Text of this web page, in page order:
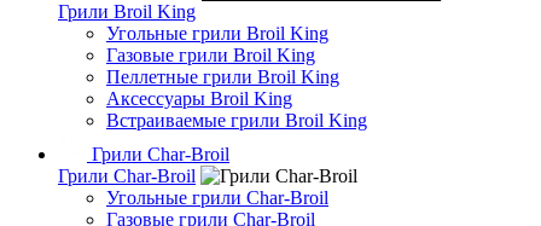
Грили Broil King
Угольные грили Broil King
Газовые грили Broil King
Пеллетные грили Broil King
Аксессуары Broil King
Встраиваемые грили Broil King
Грили Char-Broil
Грили Char-Broil
Угольные грили Char-Broil
Газовые грили Char-Broil